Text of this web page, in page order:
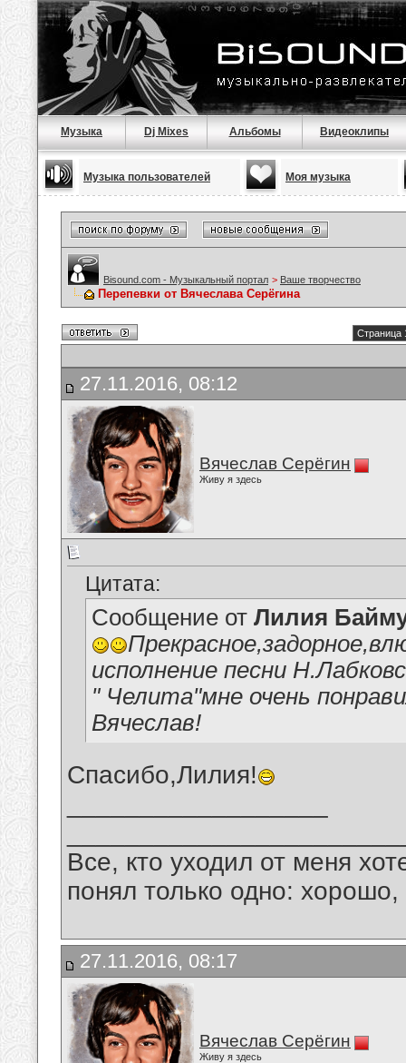
Музыка Dj Mixes Альбомы Видеоклипы
Музыка пользователей Моя музыка
Bisound.com - Музыкальный портал > Ваше творчество
Перепевки от Вячеслава Серёгина
Страница
27.11.2016, 08:12
Вячеслав Серёгин
Живу я здесь
Цитата:
Сообщение от Лилия
исполнение песни
" Челита"мне очень
Вячеслав!
Спасибо,Лилия!
Все, кто уходил от меня
понял только одно:
27.11.2016, 08:17
Вячеслав Серёгин
Живу я здесь